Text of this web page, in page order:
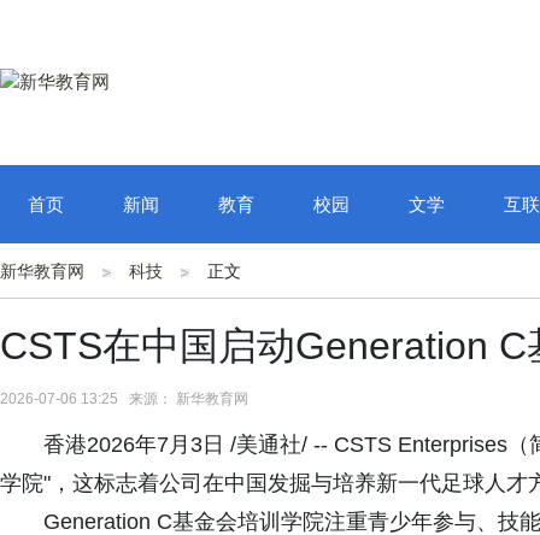
首页 新闻 教育 校园 文学 互
新华教育网 科技 正文
CSTS在中国启动Generation
2026-07-06 13:25 来源： 新华教育网
香港2026年7月3日 /美通社/ -- CSTS Enterprises
学院"，这标志着公司在中国发掘与培养新一代足球人才
Generation C基金会培训学院注重青少年参与、技